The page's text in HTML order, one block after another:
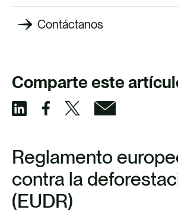
Contáctanos
Comparte este
m
p
a
m
p
a
m
a
m
p
Reglamento
contra la
(EUDR)